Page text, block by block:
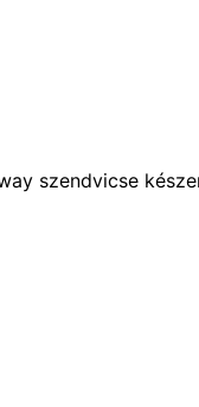
szendvicse